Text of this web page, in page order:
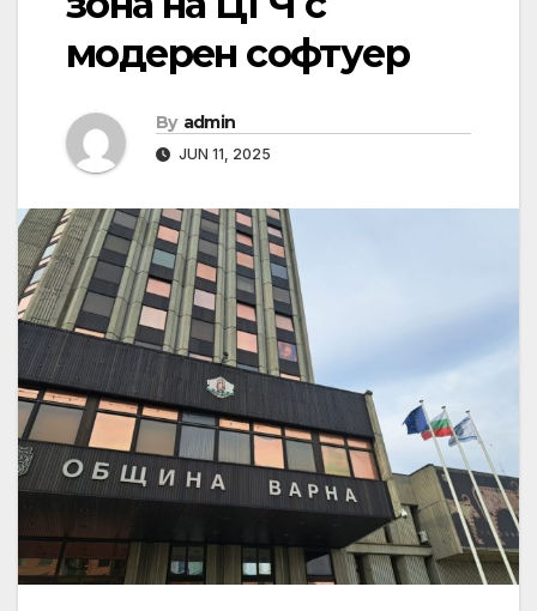
модерен софтуер
By admin
JUN 11, 2025